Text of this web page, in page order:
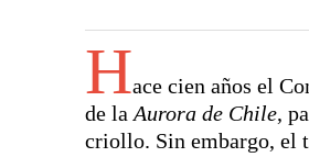
Hace cien años el
de laAurora de Chile,
criollo. Sin embargo, el